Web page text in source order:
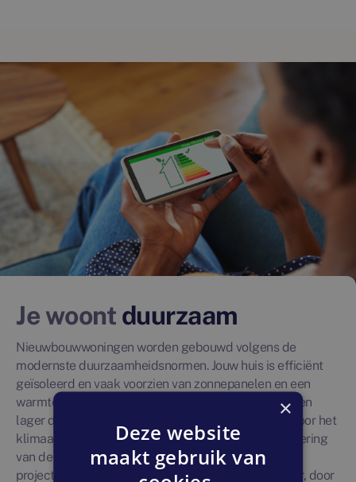
Je woont duurzaam
Nieuwbouwwoningen worden gebouwd volgens de
modernste duurzaamheidsnormen. Jouw huis is efficiënt
geïsoleerd en vaak voorzien van zonnepanelen en een
warmtepompsysteem. Daardoor zijn de energiekosten
lager dan je nu waarschijnlijk gewend bent. En fijn voor het
klimaat; zo draag je automatisch bij aan de vermindering
van de uitstoot van broeikasgassen. Veel
projectontwikkelaars gaan zelfs nog een stap verder, door
×
Deze website
maakt gebruik van